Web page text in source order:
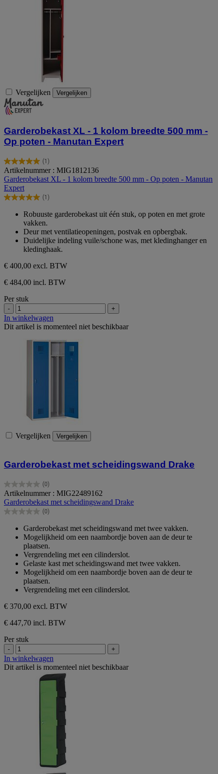
Vergelijken Vergelijken
Garderobekast XL - 1 kolom breedte 500 mm -
Op poten - Manutan Expert
(1)
5.0
van
de
5
sterren.
beoordeling
Artikelnummer : MIG1812136
Garderobekast XL - 1 kolom breedte 500 mm - Op poten - Manutan
Expert
(1)
5.0
sterren.
beoordeling
Robuuste garderobekast uit één stuk, op poten en met grote
vakken.
Deur met ventilatieopeningen, postvak en opbergbak.
Duidelijke indeling vuile/schone was, met kledinghanger en
kledinghaak.
€ 400,00 excl. BTW
€ 484,00 incl. BTW
Per stuk
- +
In winkelwagen
Dit artikel is momenteel niet beschikbaar
Vergelijken Vergelijken
Garderobekast met scheidingswand Drake
(0)
0.0
van
de
5
Artikelnummer : MIG22489162
Garderobekast met scheidingswand Drake
(0)
0.0
sterren.
Garderobekast met scheidingswand met twee vakken.
Mogelijkheid om een naambordje boven aan de deur te
plaatsen.
Vergrendeling met een cilinderslot.
Gelaste kast met scheidingswand met twee vakken.
Mogelijkheid om een naambordje boven aan de deur te
plaatsen.
Vergrendeling met een cilinderslot.
€ 370,00 excl. BTW
€ 447,70 incl. BTW
Per stuk
- +
In winkelwagen
Dit artikel is momenteel niet beschikbaar